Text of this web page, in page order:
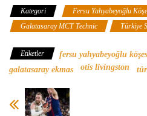
Kategori Fersu Yahyabeyoğlu
Galatasaray MCT Technic
Türkiye
Etiketler fersu yahyabeyoğlu
galatasaray ekmas
otis livingston